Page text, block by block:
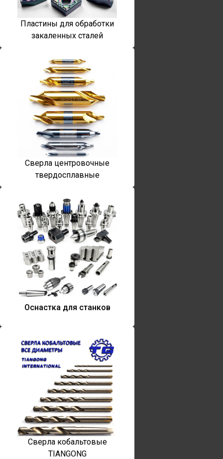
Пластины для обработки
закаленных сталей
Сверла центровочные
твердосплавные
Оснастка для станков
Сверла кобальтовые
TIANGONG